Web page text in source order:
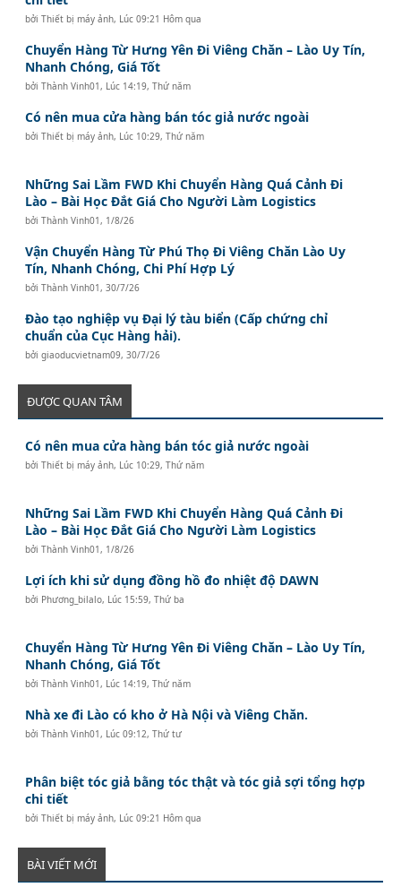
bởiThiết bị máy ảnh, Lúc 09:21 Hôm qua
Chuyển Hàng Từ Hưng Yên Đi Viêng Chăn – Lào Uy Tín,
Nhanh Chóng, Giá Tốt
bởiThành Vinh01, Lúc 14:19, Thứ năm
Có nên mua cửa hàng bán tóc giả nước ngoài
bởiThiết bị máy ảnh, Lúc 10:29, Thứ năm
Những Sai Lầm FWD Khi Chuyển Hàng Quá Cảnh Đi
Lào – Bài Học Đắt Giá Cho Người Làm Logistics
bởiThành Vinh01, 1/8/26
Vận Chuyển Hàng Từ Phú Thọ Đi Viêng Chăn Lào Uy
Tín, Nhanh Chóng, Chi Phí Hợp Lý
bởiThành Vinh01,30/7/26
Đào tạo nghiệp vụ Đại lý tàu biển (Cấp chứng chỉ
chuẩn của Cục Hàng hải).
bởigiaoducvietnam09,30/7/26
ĐƯỢC QUAN TÂM
Có nên mua cửa hàng bán tóc giả nước ngoài
bởiThiết bị máy ảnh, Lúc 10:29, Thứ năm
Những Sai Lầm FWD Khi Chuyển Hàng Quá Cảnh Đi
Lào – Bài Học Đắt Giá Cho Người Làm Logistics
bởiThành Vinh01, 1/8/26
Lợi ích khi sử dụng đồng hồ đo nhiệt độ DAWN
bởi Phương_bilalo, Lúc 15:59, Thứ ba
Chuyển Hàng Từ Hưng Yên Đi Viêng Chăn – Lào Uy Tín,
Nhanh Chóng, Giá Tốt
bởiThành Vinh01, Lúc 14:19, Thứ năm
Nhà xe đi Lào có kho ở Hà Nội và Viêng Chăn.
bởiThành Vinh01, Lúc 09:12, Thứ tư
Phân biệt tóc giả bằng tóc thật và tóc giả sợi tổng hợp
chi tiết
bởiThiết bị máy ảnh, Lúc 09:21 Hôm qua
BÀI VIẾT MỚI